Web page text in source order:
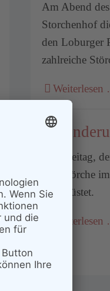
Am Abend
Storchenhof
den Loburger
zahlreiche
Weiterlesen
Am Freitag,
Jungstörche
ausgerüstet.